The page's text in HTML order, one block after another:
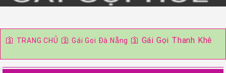
🛐 TRANG CHỦ 🛐Gái Gọi Đà Nẵng 🛐 Gái Gọi Thanh Khê